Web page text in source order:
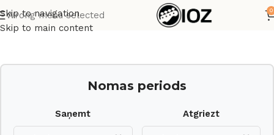
Skip to navigation
Skip to main content
Wrong menu selected 0
Sākums Statīvi
Nomas periods
Saņemt Atgriezt